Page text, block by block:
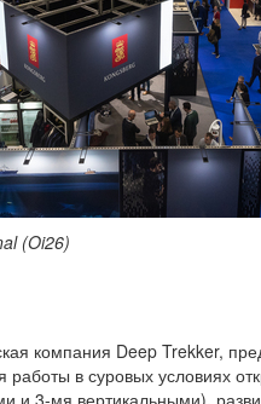
(Oi26)
компания Deep Trekker,
в суровых условиях